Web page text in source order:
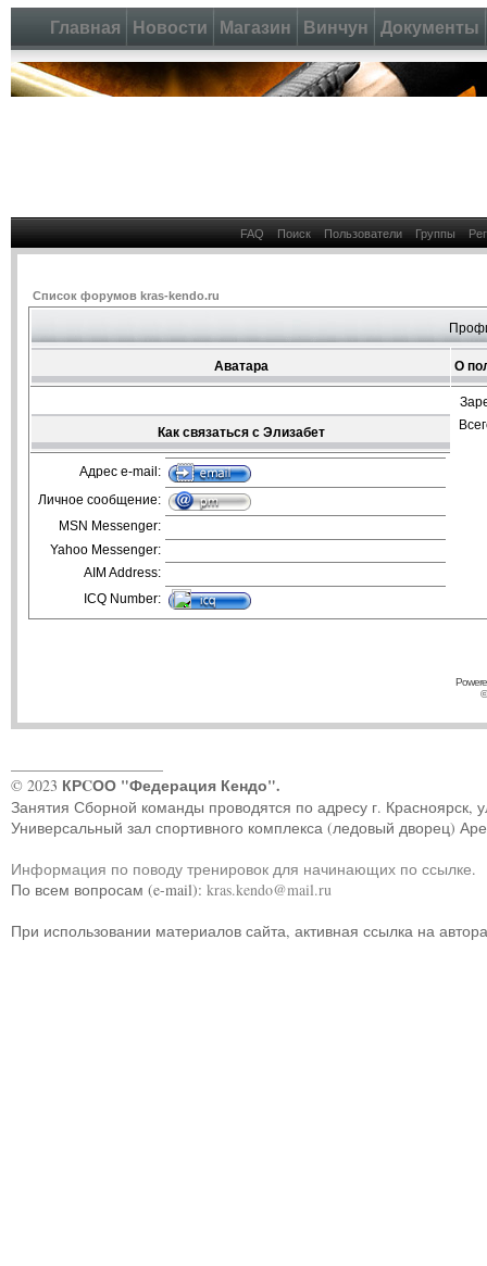
Главная Новости Магазин Винчун Документы
FAQ Поиск Пользователи Группы
Список форумов kras-kendo.ru
Аватара О
Как связаться с Элизабет
Адрес e-mail:
Личное сообщение:
MSN Messenger:
Yahoo Messenger:
AIM Address:
ICQ Number:
© 2023 КРCОО "Федерация Кендо".
Занятия Сборной команды проводятся по адресу г. Красноярск,
Универсальный зал спортивного комплекса (ледовый дворец)
Информация по поводу тренировок для начинающих по ссылке.
По всем вопросам (e-mail): kras.kendo@mail.ru
При использовании материалов сайта, активная ссылка на